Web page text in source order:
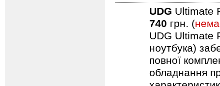
UDG Ultimate
740 грн. (
UDG Ultimate
ноутбука)
повної
обладнання